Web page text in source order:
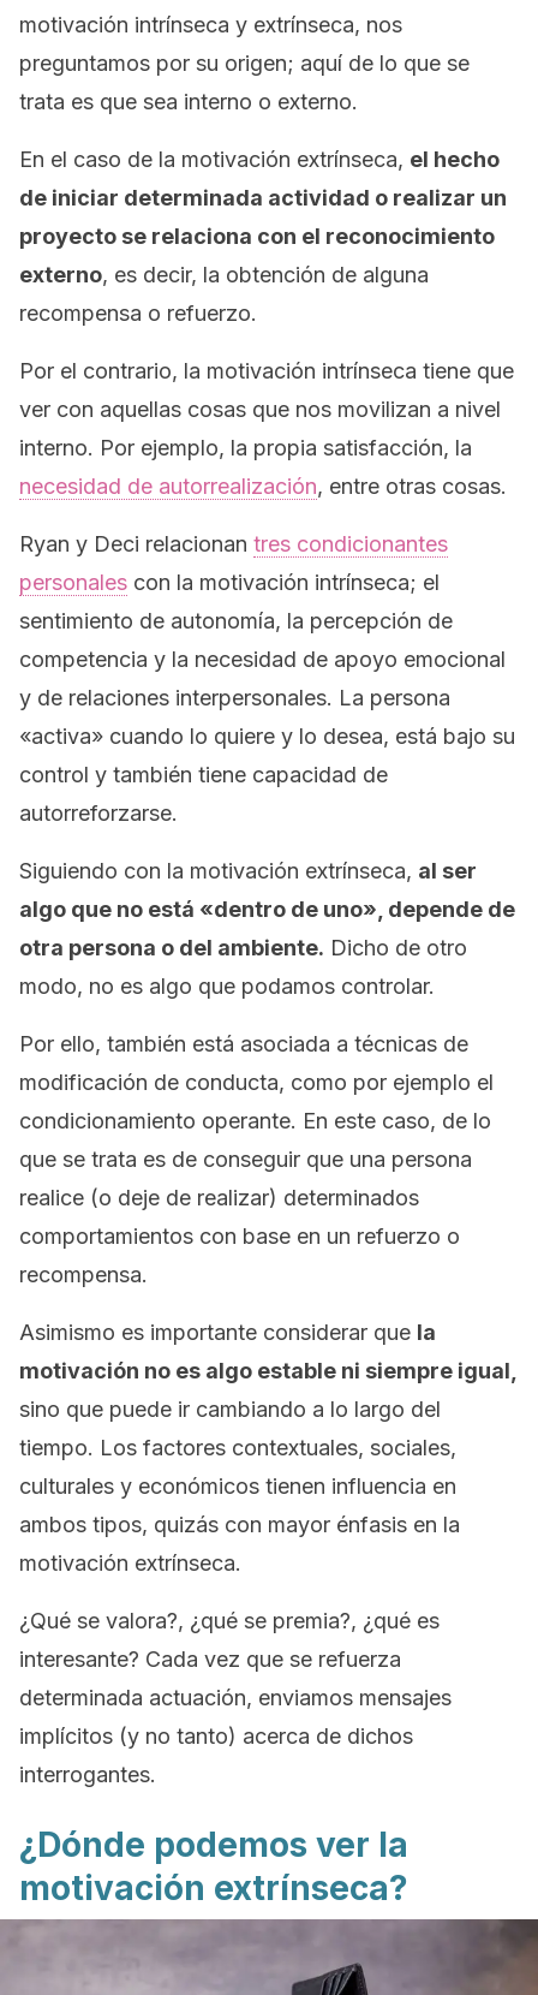
motivación intrínseca y extrínseca, nos
preguntamos por su origen; aquí de lo que se
trata es que sea interno o externo.
En el caso de la motivación extrínseca, el hecho
de iniciar determinada actividad o realizar un
proyecto se relaciona con el reconocimiento
externo, es decir, la obtención de alguna
recompensa o refuerzo.
Por el contrario, la motivación intrínseca tiene que
ver con aquellas cosas que nos movilizan a nivel
interno. Por ejemplo, la propia satisfacción, la
necesidad de autorrealización, entre otras cosas.
Ryan y Deci relacionan tres condicionantes
personales con la motivación intrínseca; el
sentimiento de autonomía, la percepción de
competencia y la necesidad de apoyo emocional
y de relaciones interpersonales. La persona
«activa» cuando lo quiere y lo desea, está bajo su
control y también tiene capacidad de
autorreforzarse.
Siguiendo con la motivación extrínseca, al ser
algo que no está «dentro de uno», depende de
otra persona o del ambiente. Dicho de otro
modo, no es algo que podamos controlar.
Por ello, también está asociada a técnicas de
modificación de conducta, como por ejemplo el
condicionamiento operante. En este caso, de lo
que se trata es de conseguir que una persona
realice (o deje de realizar) determinados
comportamientos con base en un refuerzo o
recompensa.
Asimismo es importante considerar que la
motivación no es algo estable ni siempre igual,
sino que puede ir cambiando a lo largo del
tiempo. Los factores contextuales, sociales,
culturales y económicos tienen influencia en
ambos tipos, quizás con mayor énfasis en la
motivación extrínseca.
¿Qué se valora?, ¿qué se premia?, ¿qué es
interesante? Cada vez que se refuerza
determinada actuación, enviamos mensajes
implícitos (y no tanto) acerca de dichos
interrogantes.
¿Dónde podemos ver la
motivación extrínseca?